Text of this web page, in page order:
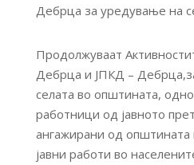
Продолжуваат
Дебрца и ЈПКД –
селата во општината,
работници од јавното
ангажирани од општината
јавни работи во